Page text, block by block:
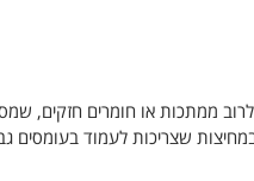
לרוב ממתכות או חומרים חזקים,
שצריכות לעמוד בעומסים